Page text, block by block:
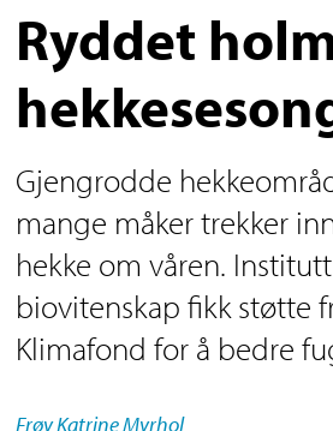
Ryddet
Gjengrodde
mange måker trekker
hekke om våren.
biovitenskap fikk støtte
Klimafond for å bedre
Frøy KatrineMyrhol